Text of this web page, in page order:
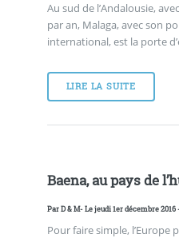
Au sud de l’Andalousie,
par an, Malaga, avec son
international, est la porte
LIRE LA SUITE
Baena, au pays de
ParD & M- Le jeudi 1er décembre 2016
Pour faire simple, l’Europe